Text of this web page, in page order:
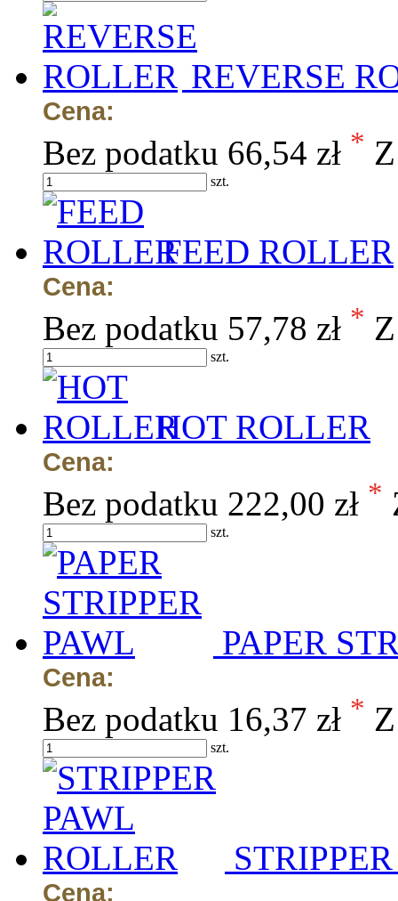
REVERSE
Cena:
Bez podatku 66,54 zł *
szt.
FEED ROLLER
Cena:
Bez podatku 57,78 zł *
szt.
HOT ROLLER
Cena:
Bez podatku 222,00 zł *
szt.
PAPER
Cena:
Bez podatku 16,37 zł *
szt.
Cena: